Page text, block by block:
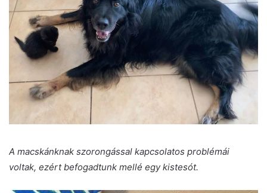
A macskánknak szorongással kapcsolatos problémái
voltak, ezért befogadtunk mellé egy kistesót.